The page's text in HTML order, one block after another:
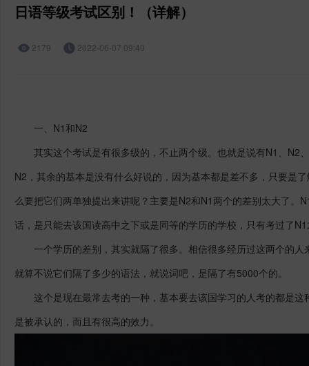
日语等级考试区别！（详解）
2179 2022-06-07 09:40
一、 N1和N2
其实这个考试是有很多级的，不止两个级。也就是说有N1、N2
N2，其余的基本是没有什么好说的，因为基本都是差不多，只要是
么要把它们两单独提出来讲呢？主要是N2和N1两个的差别太大了。
话，是只能去该国读高中之下或是同等的学历的学校，只有考过了
一个学历的差别，其实就隔了很多。相信很多经历过这两个的人
就算不说它们隔了多少的语法，就说词吧，是隔了有5000个的。
这个是现在最常去考的一种，基本要去该国学习的人考的都是
是被承认的，而且有很高的效力。